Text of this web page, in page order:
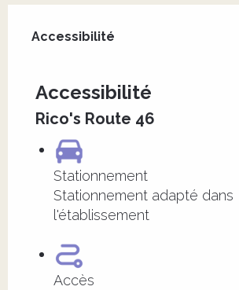
Accessibilité
Accessibilité
Accessibilité
Rico's Route 46
Stationnement
Stationnement adapté dans
l'établissement
Accès